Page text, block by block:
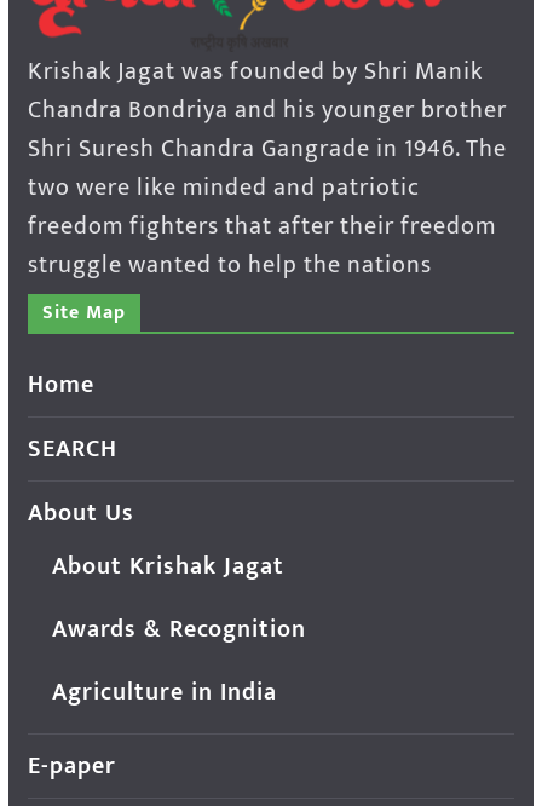
Krishak Jagat was founded by Shri Manik
Chandra Bondriya and his younger brother
Shri Suresh Chandra Gangrade in 1946. The
two were like minded and patriotic
freedom fighters that after their freedom
struggle wanted to help the nations
Site Map
Home
SEARCH
About Us
About Krishak Jagat
Awards & Recognition
Agriculture in India
E-paper